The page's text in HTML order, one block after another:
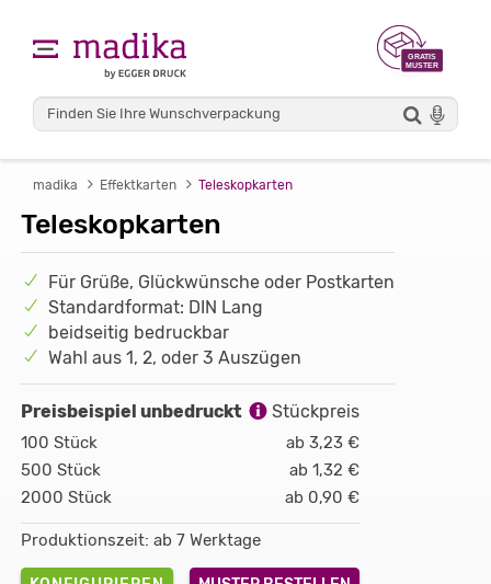
madika Effektkarten Teleskopkarten
Teleskopkarten
Für Grüße, Glückwünsche oder Postkarten
Standardformat: DIN Lang
beidseitig bedruckbar
Wahl aus 1, 2, oder 3 Auszügen
Preisbeispiel unbedruckt Stückpreis
100 Stück
ab 3,23 €
500 Stück
ab 1,32 €
2000 Stück
ab 0,90 €
Produktionszeit: ab 7 Werktage